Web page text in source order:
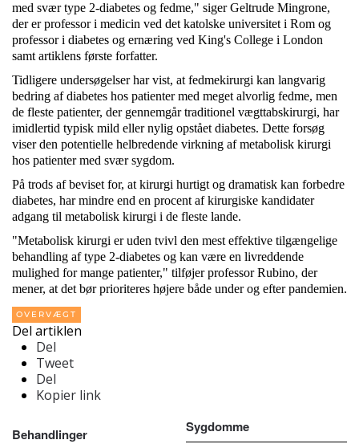
med svær type 2-diabetes og fedme," siger Geltrude Mingrone,
der er professor i medicin ved det katolske universitet i Rom og
professor i diabetes og ernæring ved King's College i London
samt artiklens første forfatter.
Tidligere undersøgelser har vist, at fedmekirurgi kan langvarig
bedring af diabetes hos patienter med meget alvorlig fedme, men
de fleste patienter, der gennemgår traditionel vægttabskirurgi, har
imidlertid typisk mild eller nylig opstået diabetes. Dette forsøg
viser den potentielle helbredende virkning af metabolisk kirurgi
hos patienter med svær sygdom.
På trods af beviset for, at kirurgi hurtigt og dramatisk kan forbedre
diabetes, har mindre end en procent af kirurgiske kandidater
adgang til metabolisk kirurgi i de fleste lande.
"Metabolisk kirurgi er uden tvivl den mest effektive tilgængelige
behandling af type 2-diabetes og kan være en livreddende
mulighed for mange patienter," tilføjer professor Rubino, der
mener, at det bør prioriteres højere både under og efter pandemien.
OVERVÆGT
Del artiklen
Del
Tweet
Del
Kopier link
Behandlinger Sygdomme